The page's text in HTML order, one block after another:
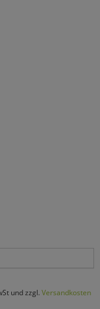
ZUM
und zzgl. Versandkosten